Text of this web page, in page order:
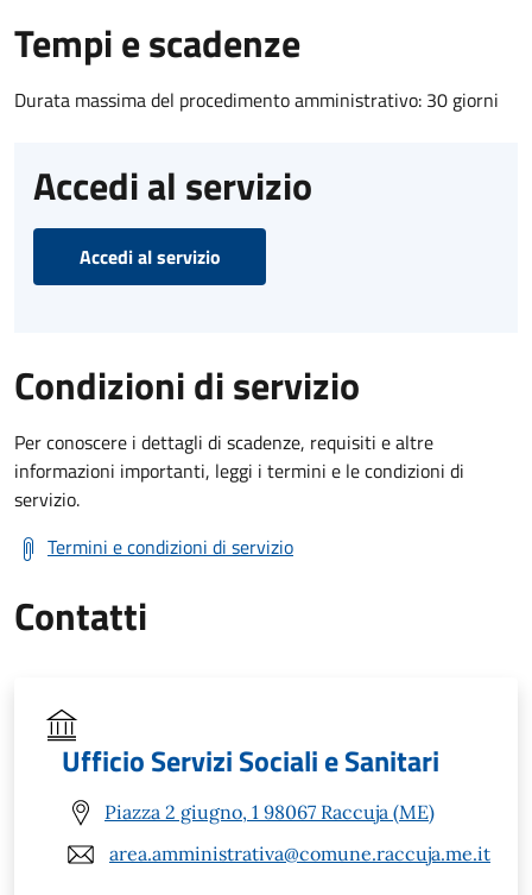
Tempi e scadenze
Durata massima del procedimento amministrativo: 30 giorni
Accedi al servizio
Accedi al servizio
Condizioni di servizio
Per conoscere i dettagli di scadenze, requisiti e altre
informazioni importanti, leggi i termini e le condizioni di
servizio.
Termini e condizioni di servizio
Contatti
Ufficio Servizi Sociali e Sanitari
Piazza 2 giugno, 1 98067 Raccuja (ME)
area.amministrativa@comune.raccuja.me.it